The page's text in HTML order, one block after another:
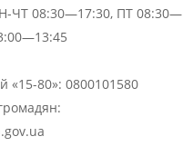
ЧТ 08:30—17:30, ПТ 08:30—
«15-80»: 0800101580